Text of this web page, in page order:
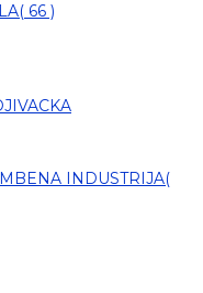
66 )
INDUSTRIJA(